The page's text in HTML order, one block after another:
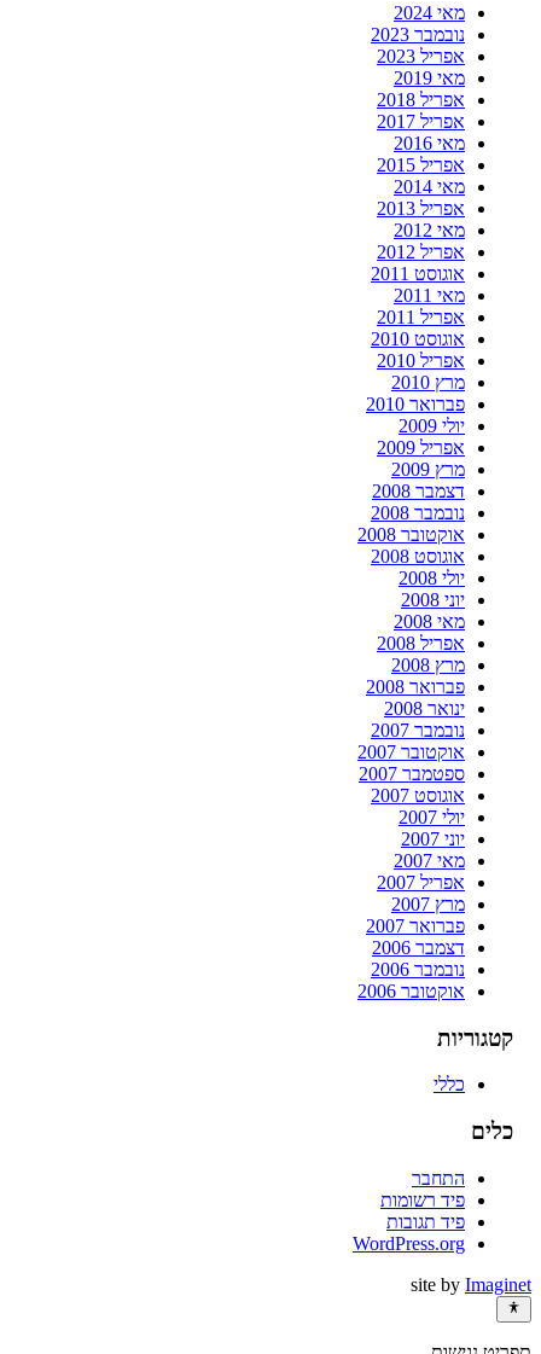
מאי 2024
נובמבר 2023
אפריל 2023
מאי 2019
אפריל 2018
אפריל 2017
מאי 2016
אפריל 2015
מאי 2014
אפריל 2013
מאי 2012
אפריל 2012
אוגוסט 2011
מאי 2011
אפריל 2011
אוגוסט 2010
אפריל 2010
מרץ 2010
פברואר 2010
יולי 2009
אפריל 2009
מרץ 2009
דצמבר 2008
נובמבר 2008
אוקטובר 2008
אוגוסט 2008
יולי 2008
יוני 2008
מאי 2008
אפריל 2008
מרץ 2008
פברואר 2008
ינואר 2008
נובמבר 2007
אוקטובר 2007
ספטמבר 2007
אוגוסט 2007
יולי 2007
יוני 2007
מאי 2007
אפריל 2007
מרץ 2007
פברואר 2007
דצמבר 2006
נובמבר 2006
אוקטובר 2006
קטגוריות
כללי
כלים
התחבר
פיד רשומות
פיד תגובות
WordPress.org
site by Imaginet